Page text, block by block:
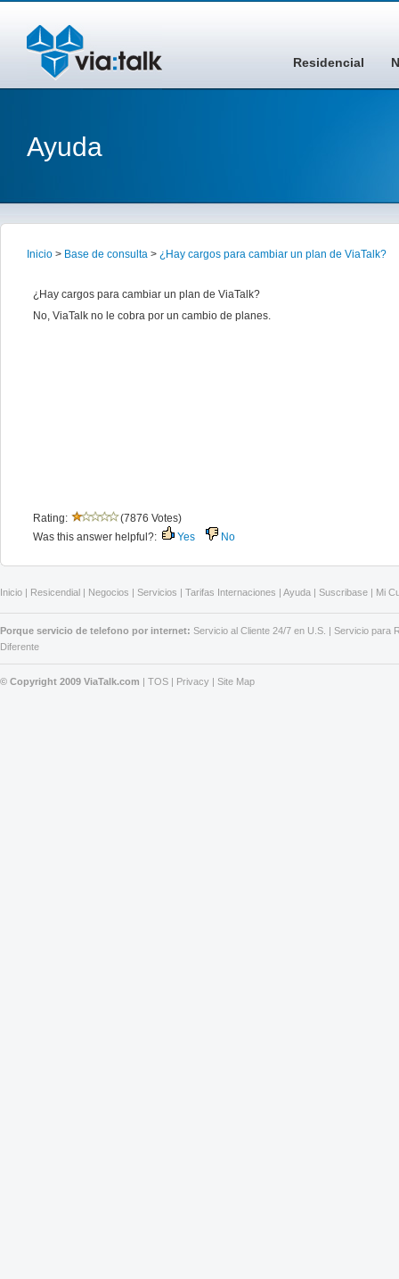
Residencial
Ayuda
Inicio > Base de consulta > ¿Hay cargos para cambiar un plan de ViaTalk?
¿Hay cargos para cambiar un plan de ViaTalk?
No, ViaTalk no le cobra por un cambio de planes.
Rating:
(7876 Votes)
Was this answer helpful?:
Yes No
Inicio | Resicendial | Negocios | Servicios | Tarifas Internaciones | Ayuda | Suscribase | Mi
Porque servicio de telefono por internet: Servicio al Cliente 24/7 en U.S. | Servicio para
Diferente
© Copyright 2009 ViaTalk.com | TOS | Privacy | Site Map